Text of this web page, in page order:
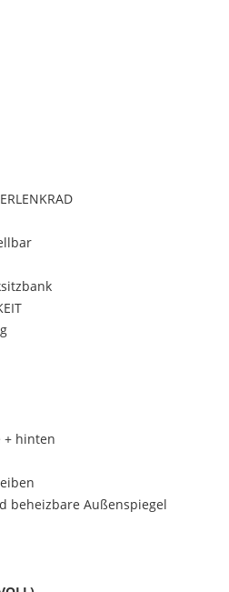
+ hinten
beheizbare Außenspiegel